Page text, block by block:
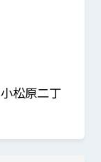
小松原二丁